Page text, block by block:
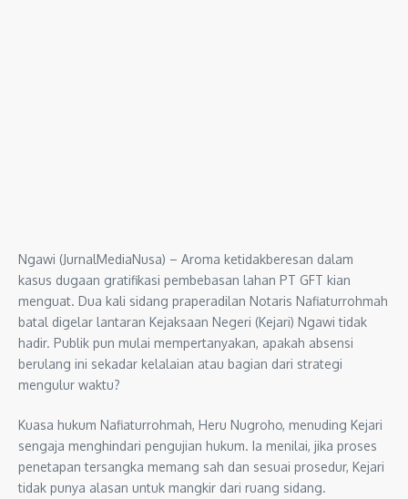
Ngawi (JurnalMediaNusa) – Aroma ketidakberesan dalam
kasus dugaan gratifikasi pembebasan lahan PT GFT kian
menguat. Dua kali sidang praperadilan Notaris Nafiaturrohmah
batal digelar lantaran Kejaksaan Negeri (Kejari) Ngawi tidak
hadir. Publik pun mulai mempertanyakan, apakah absensi
berulang ini sekadar kelalaian atau bagian dari strategi
mengulur waktu?
Kuasa hukum Nafiaturrohmah, Heru Nugroho, menuding Kejari
sengaja menghindari pengujian hukum. Ia menilai, jika proses
penetapan tersangka memang sah dan sesuai prosedur, Kejari
tidak punya alasan untuk mangkir dari ruang sidang.